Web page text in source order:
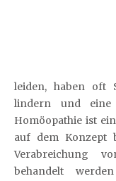
leiden, haben oft
lindern und eine
Homöopathie ist
auf dem Konzept
Verabreichung
behandelt